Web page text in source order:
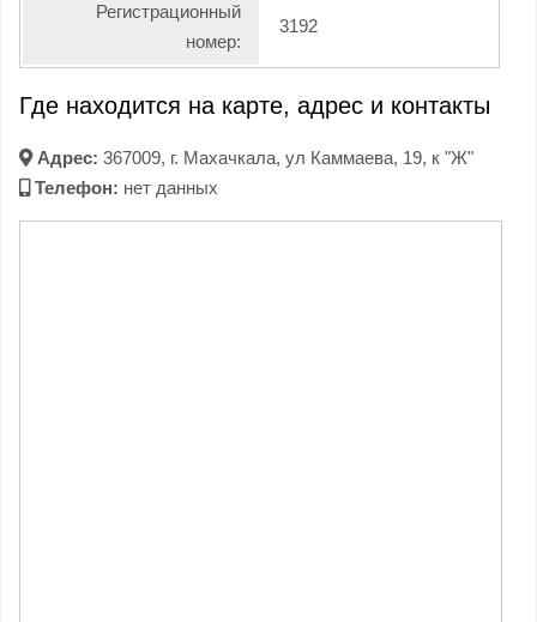
Регистрационный
номер:
3192
Где находится на карте, адрес и контакты
Адрес: 367009, г. Махачкала, ул Каммаева, 19, к "Ж"
Телефон: нет данных